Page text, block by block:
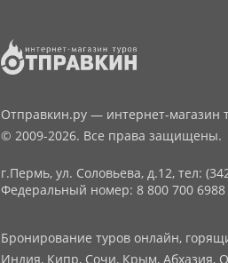
Отправкин.ру — интернет-магазин
© 2009-2026. Все права защищены.
г.Пермь, ул. Соловьева, д.12, тел:
Федеральный номер: 8 800 700 6988
Бронирование туров онлайн,
Индия, Кипр, Сочи, Крым, Абхазия,